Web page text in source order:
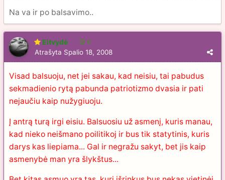
Na va ir po balsavimo..
Eitvydė 6
Atrašyta Spalio 18, 2008
Visad balsuoju, net jei sakau, kad neisiu, tai pabudus
sekmadienio rytą pabunda patriotizmo dvasia ir pati
nejaučiu kaip nužygiuoju.
Į antrą turą irgi eisiu. Balsuosiu už asmenį, kuris manau,
kad nieko neišmano poilitikoj ir bus tik statytinis, kuris
darys kas liepiama... Gal ir negražu sakyt, bet jis kaip
asmenybė man yra šlykštus...